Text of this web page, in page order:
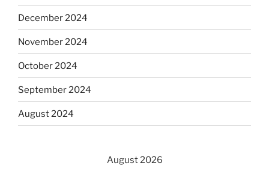
December 2024
November 2024
October 2024
September 2024
August 2024
August 2026